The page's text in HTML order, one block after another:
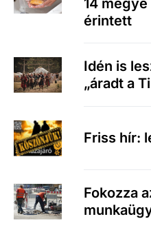
érintett
Idén is
„áradt a
Friss hír:
Fokozza